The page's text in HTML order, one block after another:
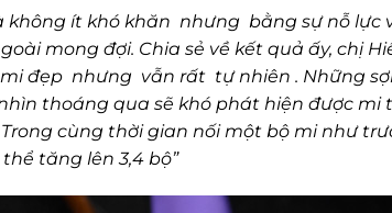
không ít khó khăn nhưng bằng sự nỗ lực
mong đợi. Chia sẻ về kết quả ấy, chị
đẹp nhưng vẫn rất tự nhiên . Những
thoáng qua sẽ khó phát hiện được mi
cùng thời gian nối một bộ mi như
tăng lên 3,4 bộ”